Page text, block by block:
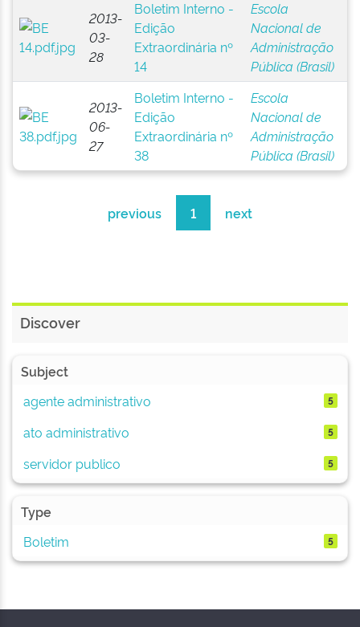
2013-
03-
28
Boletim Interno -
Edição
Extraordinária nº
14
Escola
Nacional de
Administração
Pública (Brasil)
2013-
06-
27
Boletim Interno -
Edição
Extraordinária nº
38
Escola
Nacional de
Administração
Pública (Brasil)
previous 1 next
Discover
Subject
agente administrativo
5
ato administrativo 5
servidor publico 5
Type
Boletim
5